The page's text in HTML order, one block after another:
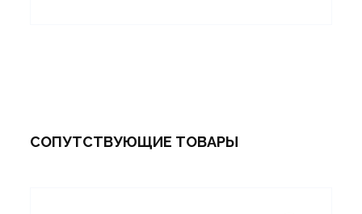
СОПУТСТВУЮЩИЕ ТОВАРЫ